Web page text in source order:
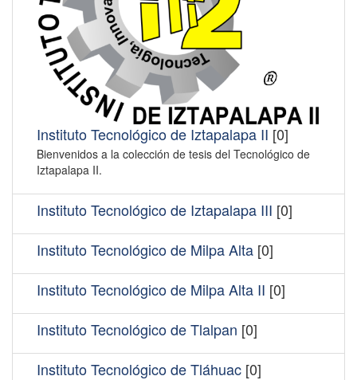
Instituto Tecnológico de Iztapalapa II [0]
Bienvenidos a la colección de tesis del Tecnológico de
Iztapalapa II.
Instituto Tecnológico de Iztapalapa III [0]
Instituto Tecnológico de Milpa Alta [0]
Instituto Tecnológico de Milpa Alta II [0]
Instituto Tecnológico de Tlalpan [0]
Instituto Tecnológico de Tláhuac [0]